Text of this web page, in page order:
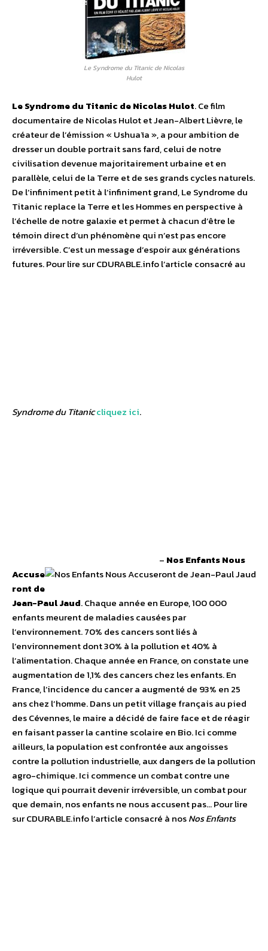
Le Syndrome du Titanic de Nicolas
Hulot
Le Syndrome du Titanic de Nicolas Hulot. Ce film
documentaire de Nicolas Hulot et Jean-Albert Lièvre, le
créateur de l’émission « Ushuaïa », a pour ambition de
dresser un double portrait sans fard, celui de notre
civilisation devenue majoritairement urbaine et en
parallèle, celui de la Terre et de ses grands cycles naturels.
De l’infiniment petit à l’infiniment grand, Le Syndrome du
Titanic replace la Terre et les Hommes en perspective à
l’échelle de notre galaxie et permet à chacun d’être le
témoin direct d’un phénomène qui n’est pas encore
irréversible. C’est un message d’espoir aux générations
futures. Pour lire sur CDURABLE.info l’article consacré au
Syndrome du Titaniccliquez ici.
– Nos Enfants Nous
Accuse
ront de
Jean-Paul Jaud. Chaque année en Europe, 100 000
enfants meurent de maladies causées par
l’environnement. 70% des cancers sont liés à
l’environnement dont 30% à la pollution et 40% à
l’alimentation. Chaque année en France, on constate une
augmentation de 1,1% des cancers chez les enfants. En
France, l’incidence du cancer a augmenté de 93% en 25
ans chez l’homme. Dans un petit village français au pied
des Cévennes, le maire a décidé de faire face et de réagir
en faisant passer la cantine scolaire en Bio. Ici comme
ailleurs, la population est confrontée aux angoisses
contre la pollution industrielle, aux dangers de la pollution
agro-chimique. Ici commence un combat contre une
logique qui pourrait devenir irréversible, un combat pour
que demain, nos enfants ne nous accusent pas… Pour lire
sur CDURABLE.info l’article consacré à nosNos Enfants